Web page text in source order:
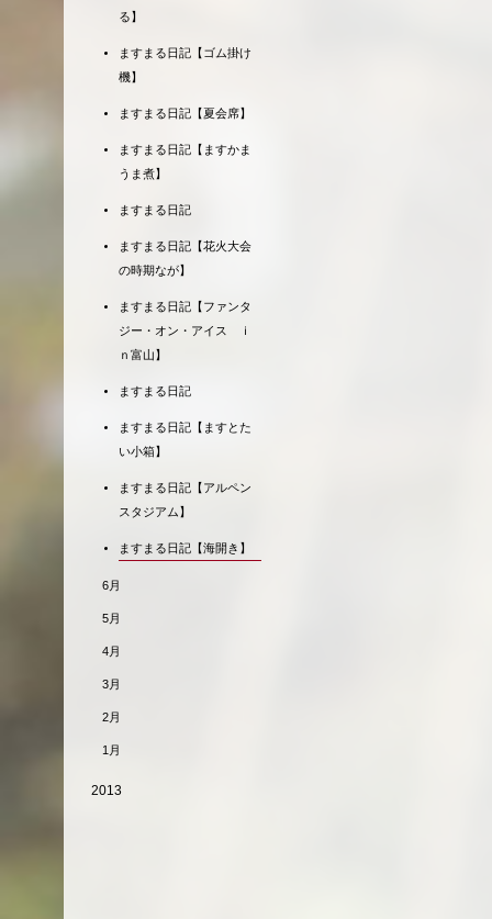
る】
ますまる日記【ゴム掛け
機】
ますまる日記【夏会席】
ますまる日記【ますかま
うま煮】
ますまる日記
ますまる日記【花火大会
の時期なが】
ますまる日記【ファンタ
ジー・オン・アイス ｉ
ｎ富山】
ますまる日記
ますまる日記【ますとた
い小箱】
ますまる日記【アルペン
スタジアム】
ますまる日記【海開き】
6月
5月
4月
3月
2月
1月
2013